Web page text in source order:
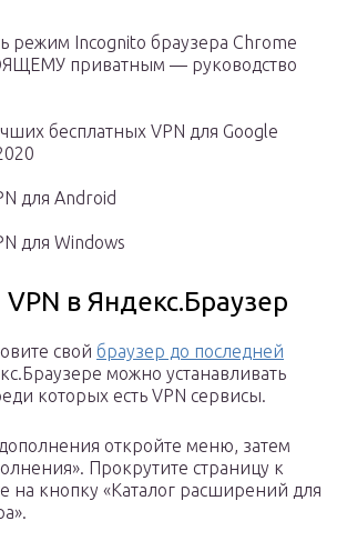
режим Incognito браузера Chrome
приватным — руководство
бесплатных VPN для Google
для Android
для Windows
VPN в Яндекс.Браузер
свой браузер до последней
можно устанавливать
которых есть VPN сервисы.
откройте меню, затем
Прокрутите страницу к
на кнопку «Каталог расширений для